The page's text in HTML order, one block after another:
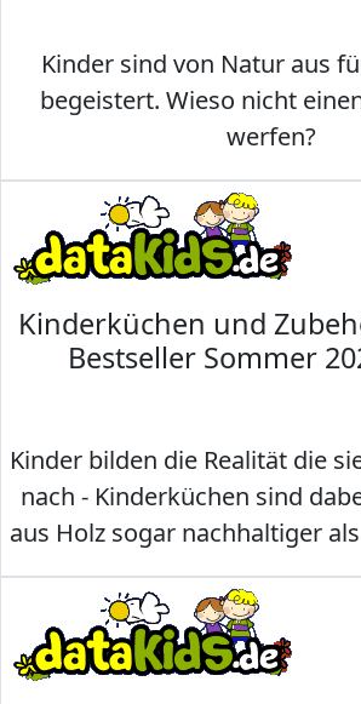
Kinder sind von Natur aus
begeistert. Wieso nicht
werfen?
Kinderküchen und
Bestseller Sommer
Kinder bilden die Realität die
nach - Kinderküchen sind
aus Holz sogar nachhaltiger